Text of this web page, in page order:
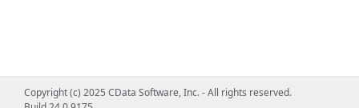
Copyright (c) 2025 CData Software, Inc. - All rights reserved.